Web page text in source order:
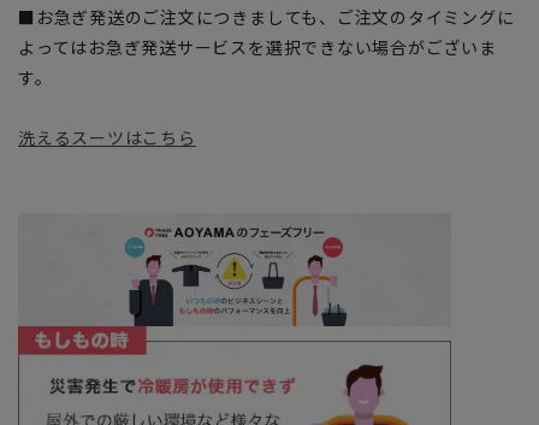
■お急ぎ発送のご注文につきましても、ご注文のタイミングに
よってはお急ぎ発送サービスを選択できない場合がございま
す。
洗えるスーツはこちら